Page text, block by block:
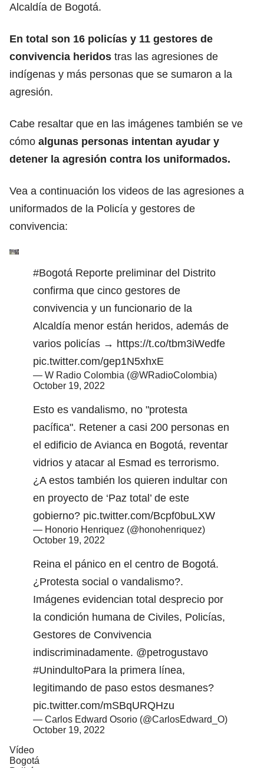
Alcaldía de Bogotá.
En total son 16 policías y 11 gestores de
convivencia heridos tras las agresiones de
indígenas y más personas que se sumaron a la
agresión.
Cabe resaltar que en las imágenes también se ve
cómo algunas personas intentan ayudar y
detener la agresión contra los uniformados.
Vea a continuación los videos de las agresiones a
uniformados de la Policía y gestores de
convivencia:
#Bogotá Reporte preliminar del Distrito
confirma que cinco gestores de
convivencia y un funcionario de la
Alcaldía menor están heridos, además de
varios policías → https://t.co/tbm3iWedfe
pic.twitter.com/gep1N5xhxE
— W Radio Colombia (@WRadioColombia)
October 19, 2022
Esto es vandalismo, no "protesta
pacífica". Retener a casi 200 personas en
el edificio de Avianca en Bogotá, reventar
vidrios y atacar al Esmad es terrorismo.
¿A estos también los quieren indultar con
en proyecto de ‘Paz total’ de este
gobierno? pic.twitter.com/Bcpf0buLXW
— Honorio Henriquez (@honohenriquez)
October 19, 2022
Reina el pánico en el centro de Bogotá.
¿Protesta social o vandalismo?.
Imágenes evidencian total desprecio por
la condición humana de Civiles, Policías,
Gestores de Convivencia
indiscriminadamente. @petrogustavo
#UnindultoPara la primera línea,
legitimando de paso estos desmanes?
pic.twitter.com/mSBqURQHzu
— Carlos Edward Osorio (@CarlosEdward_O)
October 19, 2022
Vídeo
Bogotá